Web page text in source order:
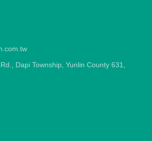
Dapi Township, Yunlin County 631,